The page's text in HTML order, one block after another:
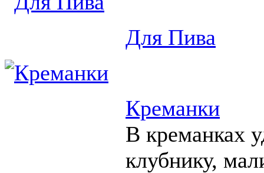
Для Пива
Креманки
В креманках
клубнику,